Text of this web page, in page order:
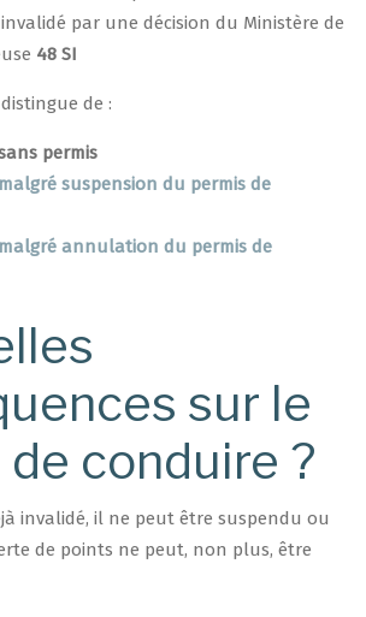
par une décision du Ministère de
48 SI
de :
permis
suspension du permis de
annulation du permis de
sur le
conduire ?
invalidé, il ne peut être suspendu ou
de points ne peut, non plus, être